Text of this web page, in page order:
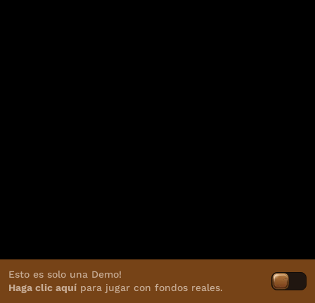
Esto es solo una Demo!
Haga clic aquí para jugar con fondos reales.